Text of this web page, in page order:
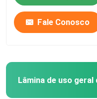
Fale Conosco
Lâmina de uso